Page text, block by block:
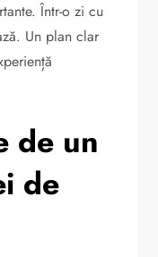
Într-o zi cu
Un plan clar
de un
de